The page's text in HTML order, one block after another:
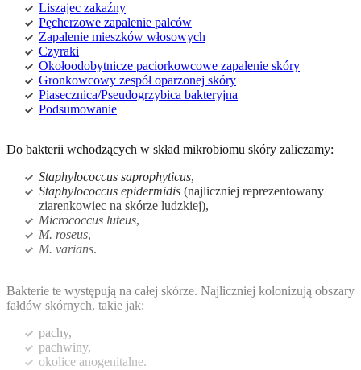
Liszajec zakaźny
Pęcherzowe zapalenie palców
Zapalenie mieszków włosowych
Czyraki
Okołoodobytnicze paciorkowcowe zapalenie skóry
Gronkowcowy zespół oparzonej skóry
Piasecznica/Pseudogrzybica bakteryjna
Podsumowanie
Do bakterii wchodzących w skład mikrobiomu skóry zaliczamy:
Staphylococcus saprophyticus,
Staphylococcus epidermidis (najliczniej reprezentowany
ziarenkowiec na skórze ludzkiej),
Micrococcus luteus,
M. roseus,
M. varians.
Bakterie te występują na całej skórze. Najliczniej kolonizują obszary
fałdów skórnych, takie jak:
pachy,
pachwiny,
okolice anogenitalne.